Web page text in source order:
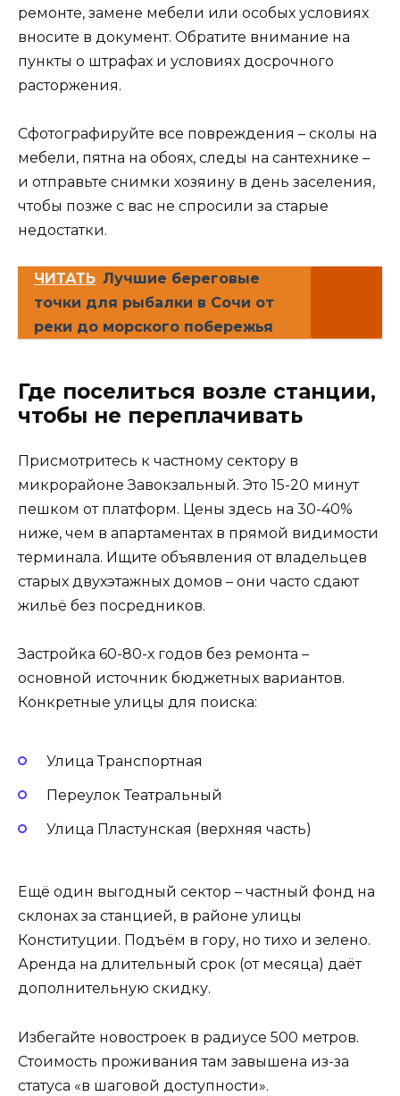
ремонте, замене мебели или особых условиях
вносите в документ. Обратите внимание на
пункты о штрафах и условиях досрочного
расторжения.
Сфотографируйте все повреждения – сколы на
мебели, пятна на обоях, следы на сантехнике –
и отправьте снимки хозяину в день заселения,
чтобы позже с вас не спросили за старые
недостатки.
ЧИТАТЬ Лучшие береговые
точки для рыбалки в Сочи от
реки до морского побережья
Где поселиться возле станции,
чтобы не переплачивать
Присмотритесь к частному сектору в
микрорайоне Завокзальный. Это 15-20 минут
пешком от платформ. Цены здесь на 30-40%
ниже, чем в апартаментах в прямой видимости
терминала. Ищите объявления от владельцев
старых двухэтажных домов – они часто сдают
жильё без посредников.
Застройка 60-80-х годов без ремонта –
основной источник бюджетных вариантов.
Конкретные улицы для поиска:
Улица Транспортная
Переулок Театральный
Улица Пластунская (верхняя часть)
Ещё один выгодный сектор – частный фонд на
склонах за станцией, в районе улицы
Конституции. Подъём в гору, но тихо и зелено.
Аренда на длительный срок (от месяца) даёт
дополнительную скидку.
Избегайте новостроек в радиусе 500 метров.
Стоимость проживания там завышена из-за
статуса «в шаговой доступности».